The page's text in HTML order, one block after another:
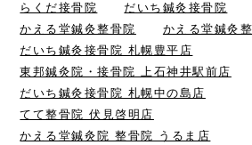
らくだ接骨院
だいち鍼灸接骨院
かえる堂鍼灸整骨院
かえる堂鍼灸
だいち鍼灸接骨院 札幌豊平店
東邦鍼灸院・接骨院 上石神井駅前店
だいち鍼灸接骨院 札幌中の島店
てて整骨院 伏見啓明店
かえる堂鍼灸院 整骨院 うるま店